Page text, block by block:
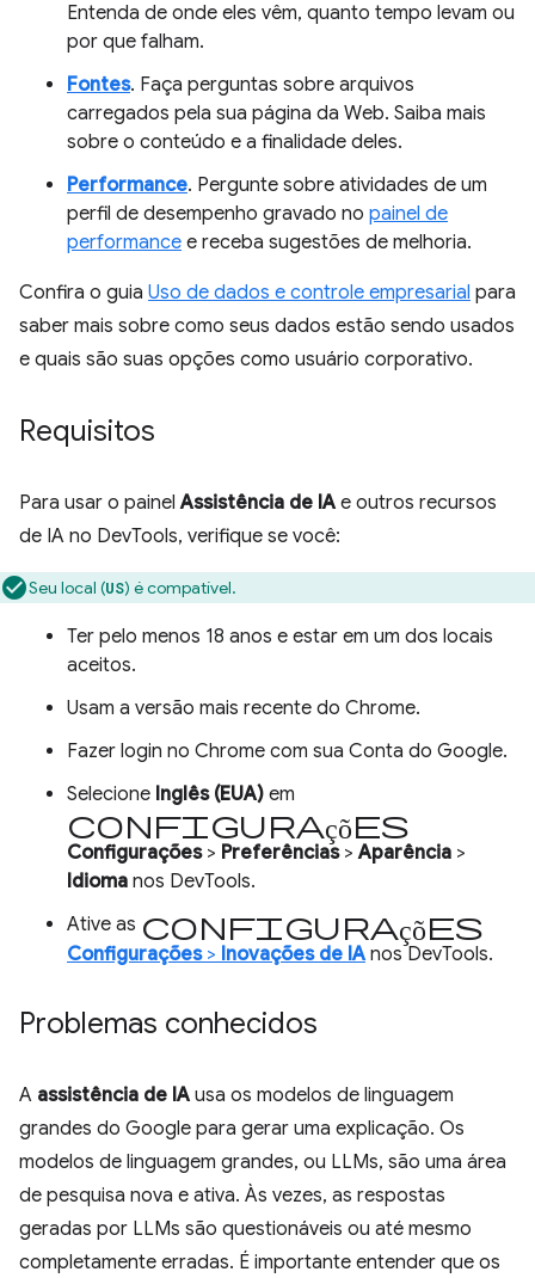
Entenda de onde eles vêm, quanto tempo levam ou
por que falham.
Fontes. Faça perguntas sobre arquivos
carregados pela sua página da Web. Saiba mais
sobre o conteúdo e a finalidade deles.
Performance. Pergunte sobre atividades de um
perfil de desempenho gravado no painel de
performance e receba sugestões de melhoria.
Confira o guia Uso de dados e controle empresarial para
saber mais sobre como seus dados estão sendo usados
e quais são suas opções como usuário corporativo.
Requisitos
Para usar o painelAssistência de IA e outros recursos
de IA no DevTools, verifique se você:
Seu local (US) é compatível.
Ter pelo menos 18 anos e estar em um dos locais
aceitos.
Usam a versão mais recente do Chrome.
Fazer login no Chrome com sua Conta do Google.
Selecione Inglês (EUA) em
configurações
Configurações> Preferências>Aparência >
Idioma nos DevTools.
Ative as configurações
Configurações> Inovações de IA nos DevTools.
Problemas conhecidos
A assistência de IA usa os modelos de linguagem
grandes do Google para gerar uma explicação. Os
modelos de linguagem grandes, ou LLMs, são uma área
de pesquisa nova e ativa. Às vezes, as respostas
geradas por LLMs são questionáveis ou até mesmo
completamente erradas. É importante entender que os